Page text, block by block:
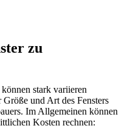
zu
können stark variieren
und Art des Fensters
Im Allgemeinen können
Kosten rechnen: